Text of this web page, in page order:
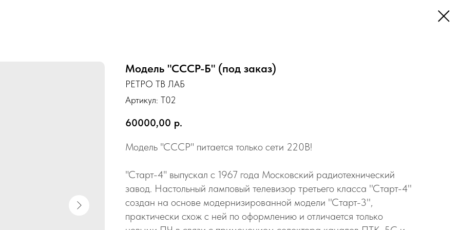
Модель "СССР-Б" (под заказ)
РЕТРО ТВ ЛАБ
Артикул: Т02
60000,00 р.
Модель "СССР" питается только сети 220В!
"Старт-4" выпускал с 1967 года Московский радиотехнический
завод. Настольный ламповый телевизор третьего класса ''Старт-4''
создан на основе модернизированной модели ''Старт-3'',
практически схож с ней по оформлению и отличается только